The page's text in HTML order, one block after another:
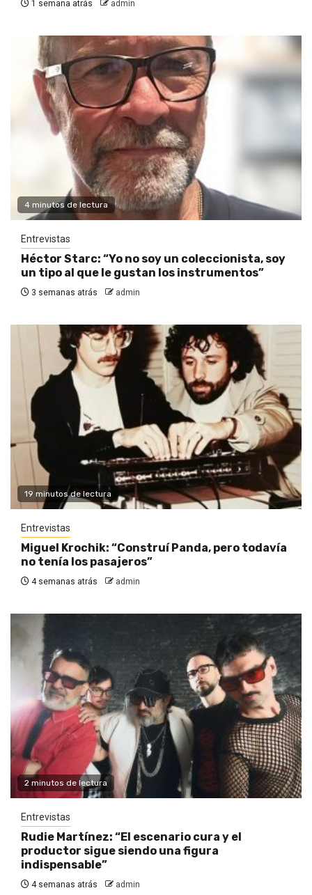
1 semana atrás admin
4 minutos de lectura
Entrevistas
Héctor Starc: “Yo no soy un coleccionista, soy
un tipo al que le gustan los instrumentos”
3 semanas atrás admin
19 minutos de lectura
Entrevistas
Miguel Krochik: “Construí Panda, pero todavía
no tenía los pasajeros”
4 semanas atrás admin
2 minutos de lectura
Entrevistas
Rudie Martínez: “El escenario cura y el
productor sigue siendo una figura
indispensable”
4 semanas atrás admin